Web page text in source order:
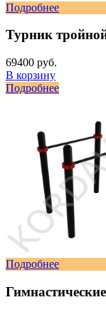
Подробнее
Турник
69400 руб.
В корзину
Подробнее
Подробнее